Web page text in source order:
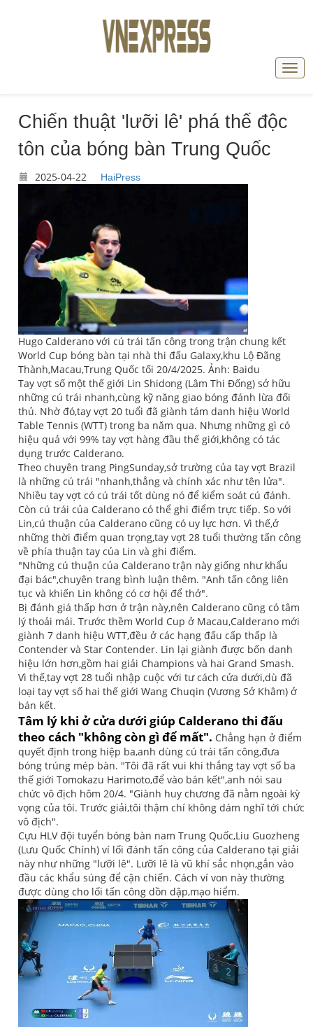
Chiến thuật 'lưỡi lê' phá thế độc
tôn của bóng bàn Trung Quốc
2025-04-22 HaiPress
Hugo Calderano với cú trái tấn công trong trận chung kết
World Cup bóng bàn tại nhà thi đấu Galaxy,khu Lộ Đãng
Thành,Macau,Trung Quốc tối 20/4/2025. Ảnh: Baidu
Tay vợt số một thế giới Lin Shidong (Lâm Thi Đống) sở hữu
những cú trái nhanh,cùng kỹ năng giao bóng đánh lừa đối
thủ. Nhờ đó,tay vợt 20 tuổi đã giành tám danh hiệu World
Table Tennis (WTT) trong ba năm qua. Nhưng những gì có
hiệu quả với 99% tay vợt hàng đầu thế giới,không có tác
dụng trước Calderano.
Theo chuyên trang PingSunday,sở trường của tay vợt Brazil
là những cú trái "nhanh,thẳng và chính xác như tên lửa".
Nhiều tay vợt có cú trái tốt dùng nó để kiểm soát cú đánh.
Còn cú trái của Calderano có thể ghi điểm trực tiếp. So với
Lin,cú thuận của Calderano cũng có uy lực hơn. Vì thế,ở
những thời điểm quan trọng,tay vợt 28 tuổi thường tấn công
về phía thuận tay của Lin và ghi điểm.
"Những cú thuận của Calderano trận này giống như khẩu
đại bác",chuyên trang bình luận thêm. "Anh tấn công liên
tục và khiến Lin không có cơ hội để thở".
Bị đánh giá thấp hơn ở trận này,nên Calderano cũng có tâm
lý thoải mái. Trước thềm World Cup ở Macau,Calderano mới
giành 7 danh hiệu WTT,đều ở các hạng đấu cấp thấp là
Contender và Star Contender. Lin lại giành được bốn danh
hiệu lớn hơn,gồm hai giải Champions và hai Grand Smash.
Vì thế,tay vợt 28 tuổi nhập cuộc với tư cách cửa dưới,dù đã
loại tay vợt số hai thế giới Wang Chuqin (Vương Sở Khâm) ở
bán kết.
Tâm lý khi ở cửa dưới giúp Calderano thi đấu
theo cách "không còn gì để mất". Chẳng hạn ở điểm
quyết định trong hiệp ba,anh dùng cú trái tấn công,đưa
bóng trúng mép bàn. "Tôi đã rất vui khi thắng tay vợt số ba
thế giới Tomokazu Harimoto,để vào bán kết",anh nói sau
chức vô địch hôm 20/4. "Giành huy chương đã nằm ngoài kỳ
vọng của tôi. Trước giải,tôi thậm chí không dám nghĩ tới chức
vô địch".
Cựu HLV đội tuyển bóng bàn nam Trung Quốc,Liu Guozheng
(Lưu Quốc Chính) ví lối đánh tấn công của Calderano tại giải
này như những "lưỡi lê". Lưỡi lê là vũ khí sắc nhọn,gắn vào
đầu các khẩu súng để cận chiến. Cách ví von này thường
được dùng cho lối tấn công dồn dập,mạo hiểm.